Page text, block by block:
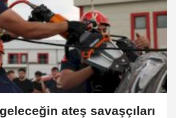
ateş savaşçıları